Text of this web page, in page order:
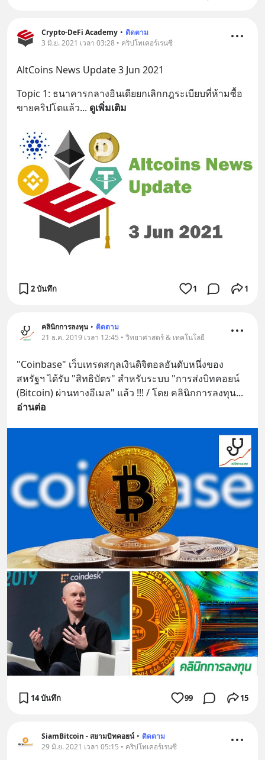
Crypto-DeFi Academy • ติดตาม
3 มิ.ย. 2021 เวลา 03:28 • คริปโทเคอร์เรนซี
AltCoins News Update 3 Jun 2021
Topic 1: ธนาคารกลางอินเดียยกเลิกกฎระเบียบที่ห้ามซื้อ
ขายคริปโตแล้ว... ดูเพิ่มเติม
2 บันทึก 1 1
คลินิกการลงทุน • ติดตาม
21 ธ.ค. 2019 เวลา 12:45 • วิทยาศาสตร์ & เทคโนโลยี
"Coinbase" เว็บเทรดสกุลเงินดิจิตอลอันดับหนึ่งของ
สหรัฐฯ ได้รับ "สิทธิบัตร" สำหรับระบบ "การส่งบิทคอยน์
(Bitcoin) ผ่านทางอีเมล" แล้ว !!! / โดย คลินิกการลงทุน
อ่านต่อ
14 บันทึก 99 15
SiamBitcoin - สยามบิทคอยน์ • ติดตาม
29 มิ.ย. 2021 เวลา 05:15 • คริปโทเคอร์เรนซี